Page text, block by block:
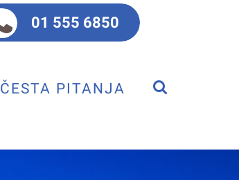
01 555 6850
ČESTA PITANJA